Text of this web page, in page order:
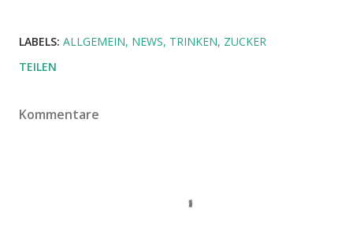
LABELS: ALLGEMEIN NEWS TRINKEN ZUCKER
TEILEN
Kommentare